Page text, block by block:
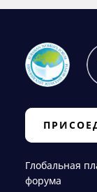
Глобальная
форума